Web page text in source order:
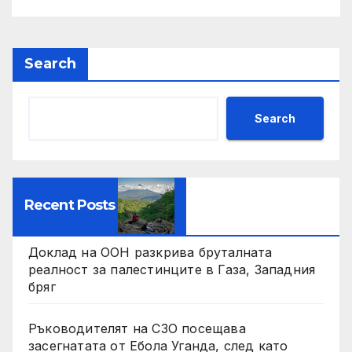
Search
Search
Recent Posts
Доклад на ООН разкрива бруталната
реалност за палестинците в Газа, Западния
бряг
Ръководителят на СЗО посещава
засегнатата от Ебола Уганда, след като